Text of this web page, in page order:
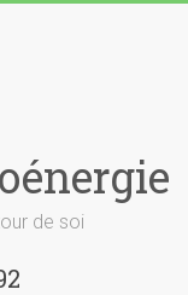
de soi